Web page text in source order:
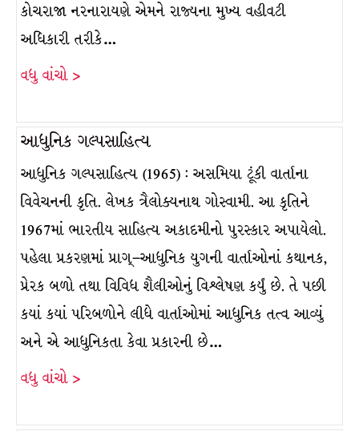
કોચરાજા નરનારાયણે એમને રાજ્યના મુખ્ય વહીવટી
અધિકારી તરીકે…
વધુ વાંચો >
આધુનિક ગલ્પસાહિત્ય
આધુનિક ગલ્પસાહિત્ય (1965) : અસમિયા ટૂંકી વાર્તાના
વિવેચનની કૃતિ. લેખક ત્રૈલોક્યનાથ ગોસ્વામી. આ કૃતિને
1967માં ભારતીય સાહિત્ય અકાદમીનો પુરસ્કાર અપાયેલો.
પહેલા પ્રકરણમાં પ્રાગ્–આધુનિક યુગની વાર્તાઓનાં કથાનક,
પ્રેરક બળો તથા વિવિધ શૈલીઓનું વિશ્લેષણ કર્યું છે. તે પછી
કયાં કયાં પરિબળોને લીધે વાર્તાઓમાં આધુનિક તત્વ આવ્યું
અને એ આધુનિકતા કેવા પ્રકારની છે…
વધુ વાંચો >